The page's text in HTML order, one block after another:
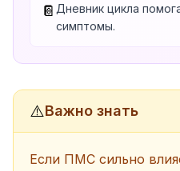
📔 Дневник цикла
симптомы.
⚠️Важно знать
Если ПМС сильно